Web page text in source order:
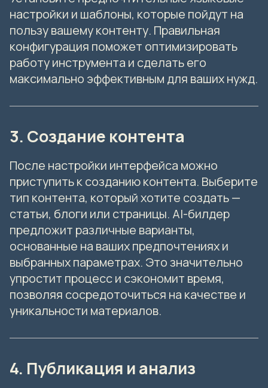
настройки и шаблоны, которые пойдут на
пользу вашему контенту. Правильная
конфигурация поможет оптимизировать
работу инструмента и сделать его
максимально эффективным для ваших нужд.
3. Создание контента
После настройки интерфейса можно
приступить к созданию контента. Выберите
тип контента, который хотите создать —
статьи, блоги или страницы. AI-билдер
предложит различные варианты,
основанные на ваших предпочтениях и
выбранных параметрах. Это значительно
упростит процесс и сэкономит время,
позволяя сосредоточиться на качестве и
уникальности материалов.
4. Публикация и анализ